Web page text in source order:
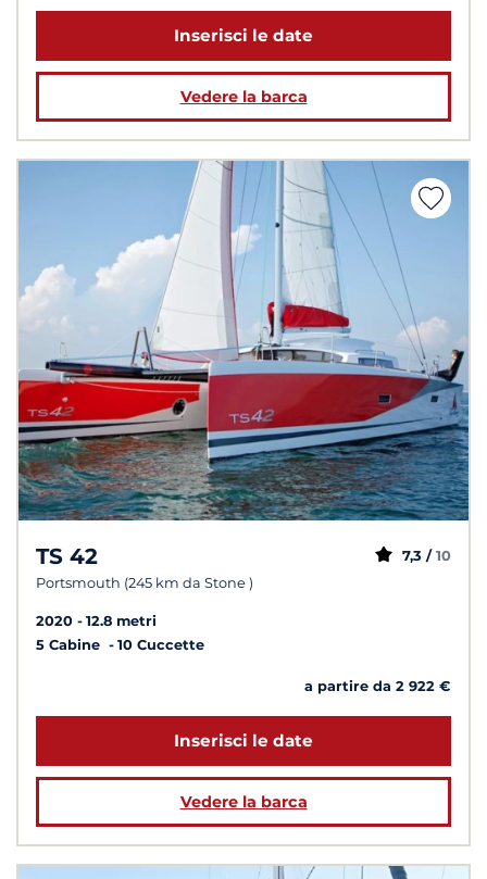
Inserisci le date
Vedere la barca
TS 42
Portsmouth (245 km da Stone )
7,3 / 10
2020
12.8 metri
5 Cabine
10 Cuccette
a partire da 2 922 €
Inserisci le date
Vedere la barca